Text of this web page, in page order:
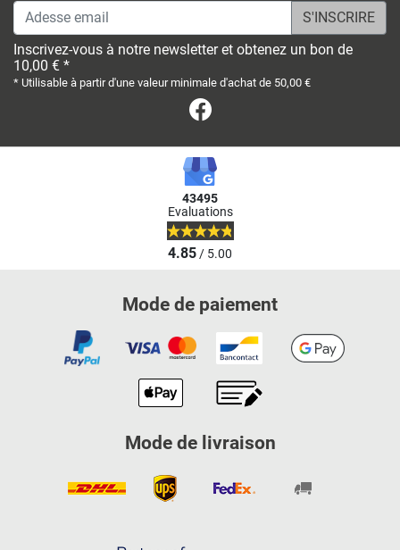
Adesse email
Inscrivez-vous à notre newsletter et obtenez un bon de
10,00 € *
* Utilisable à partir d'une valeur minimale d'achat de 50,00 €
43495
Evaluations
4.85/ 5.00
Mode de paiement
Mode de livraison